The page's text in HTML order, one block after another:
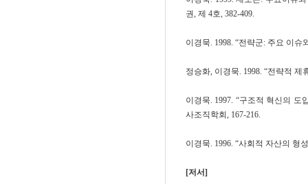
권, 제 4호, 382-409.
이경묵. 1998. “전략군: 주요 이
정승화, 이경묵. 1998. “전략적
이경묵. 1997. “구조적 혁신의
사조직학회, 167-216.
이경묵. 1996. “사회적 자산의 형
[저서]